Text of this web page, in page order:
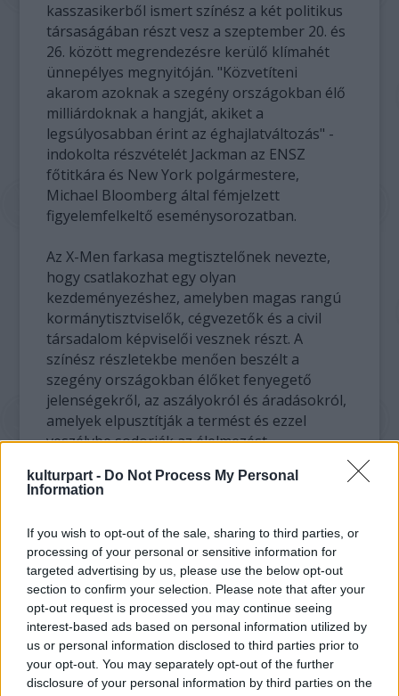
kulturpart - Do Not Process My Personal
Information
If you wish to opt-out of the sale, sharing to third parties, or
processing of your personal or sensitive information for
targeted advertising by us, please use the below opt-out
section to confirm your selection. Please note that after your
opt-out request is processed you may continue seeing
interest-based ads based on personal information utilized by
us or personal information disclosed to third parties prior to
your opt-out. You may separately opt-out of the further
disclosure of your personal information by third parties on the
kasszasikerből ismert színész a két politikus
társaságában részt vesz a szeptember 20. és
26. között megrendezésre kerülő klímahét
ünnepélyes megnyitóján. "Közvetíteni
akarom azoknak a szegény országokban élő
milliárdoknak a hangját, akiket a
legsúlyosabban érint az éghajlatváltozás" -
indokolta részvételét Jackman az ENSZ
főtitkára és New York polgármestere,
Michael Bloomberg által fémjelzett
figyelemfelkeltő eseménysorozatban.
Az X-Men farkasa megtisztelőnek nevezte,
hogy csatlakozhat egy olyan
kezdeményezéshez, amelyben magas rangú
kormánytisztviselők, cégvezetők és a civil
társadalom képviselői vesznek részt. A
színész részletekbe menően beszélt a
szegény országokban élőket fenyegető
jelenségekről, az aszályokról és áradásokról,
amelyek elpusztítják a termést és ezzel
veszélybe sodorják az élelmezést.
"A klímahét ideális fórummá válhat arra, hogy
világ vezetőit" - mondta a színész, aki
mostanság Daniel Craig oldalán egy New
York-i színdarabban játszik.
A klímahét egybeesik az ENSZ-közgyűlés 64.
ülésszakával, és alig három hónappal előzi
meg a világszervezet által összehívott
decemberi koppenhágai konferenciát,